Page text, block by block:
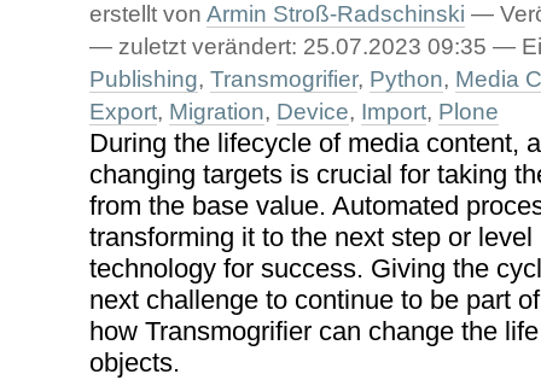
erstellt vonArmin Stroß-Radschinski —
— zuletzt verändert: 25.07.2023 09:35—
Publishing,Transmogrifier, Python, Media
Export, Migration, Device, Import, Plone
During the lifecycle of media content,
changing targets is crucial for taking
from the base value. Automated
transforming it to the next step or level
technology for success. Giving the
next challenge to continue to be part
how Transmogrifier can change the
objects.